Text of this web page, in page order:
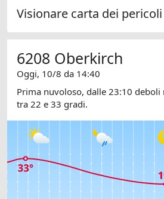
Visionare carta dei pericoli
6208 Oberkirch
Oggi, 10/8 da 14:40
Prima nuvoloso, dalle 23:10 deboli
tra 22 e 33 gradi.